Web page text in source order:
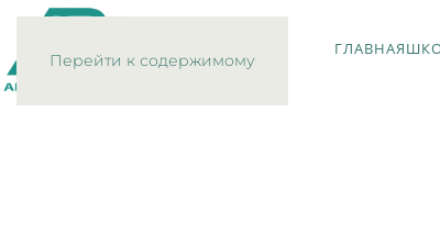
Перейти к содержимому
ГЛАВНАЯ